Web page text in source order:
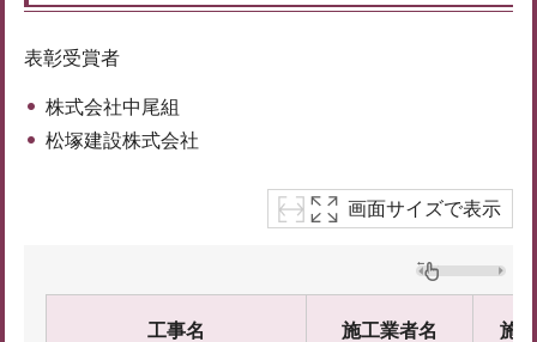
表彰受賞者
株式会社中尾組
松塚建設株式会社
画面サイズで表示
工事名 施工業者名 施